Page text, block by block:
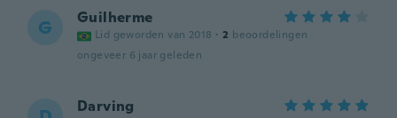
G Guilherme
Lid geworden van 2018 · 2 beoordelingen
ongeveer 6 jaar geleden
Darving